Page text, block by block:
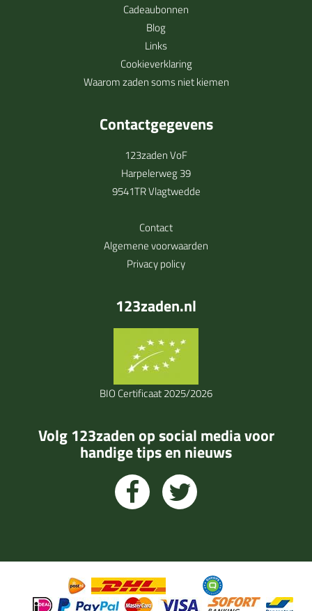
Cadeaubonnen
Blog
Links
Cookieverklaring
Waarom zaden soms niet kiemen
Contactgegevens
123zaden VoF
Harpelerweg 39
9541TR Vlagtwedde
Contact
Algemene voorwaarden
Privacy policy
123zaden.nl
BIO Certificaat 2025/2026
Volg 123zaden op social media voor
handige tips en nieuws